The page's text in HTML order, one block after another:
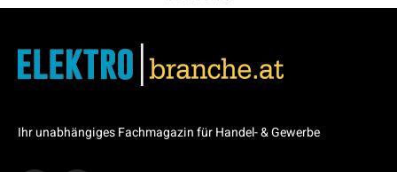
Ihr unabhängiges Fachmagazin für Handel- & Gewerbe